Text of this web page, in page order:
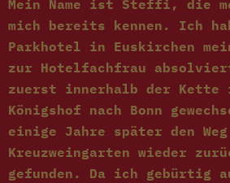
Mein Name ist Steffi, die
mich bereits kennen. Ich
Parkhotel in Euskirchen
zur Hotelfachfrau
zuerst innerhalb der Kette
Königshof nach Bonn
einige Jahre später den
Kreuzweingarten wieder
gefunden. Da ich gebürtig